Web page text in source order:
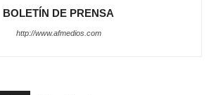
BOLETÍN DE PRENSA
http://www.afmedios.com